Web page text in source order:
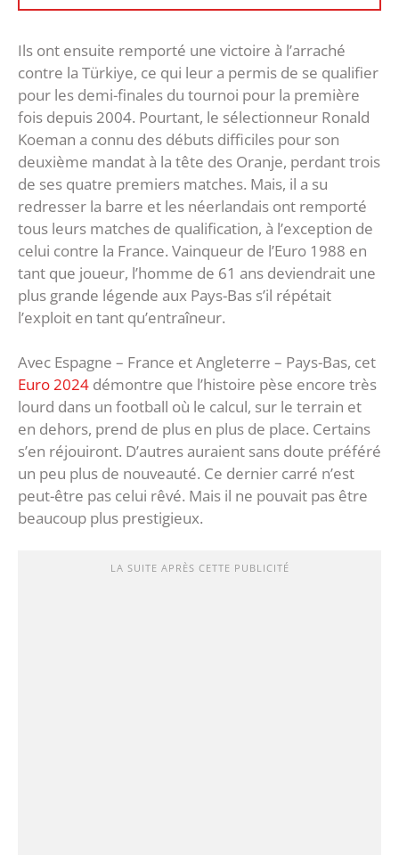
Ils ont ensuite remporté une victoire à l’arraché
contre la Türkiye, ce qui leur a permis de se qualifier
pour les demi-finales du tournoi pour la première
fois depuis 2004. Pourtant, le sélectionneur Ronald
Koeman a connu des débuts difficiles pour son
deuxième mandat à la tête des Oranje, perdant trois
de ses quatre premiers matches. Mais, il a su
redresser la barre et les néerlandais ont remporté
tous leurs matches de qualification, à l’exception de
celui contre la France. Vainqueur de l’Euro 1988 en
tant que joueur, l’homme de 61 ans deviendrait une
plus grande légende aux Pays-Bas s’il répétait
l’exploit en tant qu’entraîneur.
Avec Espagne – France et Angleterre – Pays-Bas, cet
Euro 2024 démontre que l’histoire pèse encore très
lourd dans un football où le calcul, sur le terrain et
en dehors, prend de plus en plus de place. Certains
s’en réjouiront. D’autres auraient sans doute préféré
un peu plus de nouveauté. Ce dernier carré n’est
peut-être pas celui rêvé. Mais il ne pouvait pas être
beaucoup plus prestigieux.
LA SUITE APRÈS CETTE PUBLICITÉ